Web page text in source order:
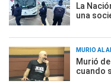
La
una
MURIÓ AL
Murió
cuando